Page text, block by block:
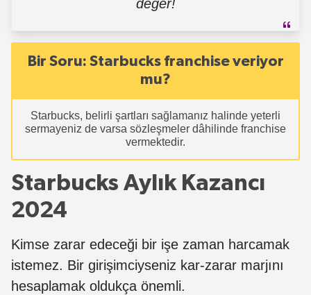
değer!
Bir Soru: Starbucks franchise veriyor
mu?
Starbucks, belirli şartları sağlamanız halinde yeterli
sermayeniz de varsa sözleşmeler dâhilinde franchise
vermektedir.
Starbucks Aylık Kazancı
2024
Kimse zarar edeceği bir işe zaman harcamak
istemez. Bir girişimciyseniz kar-zarar marjını
hesaplamak oldukça önemli.